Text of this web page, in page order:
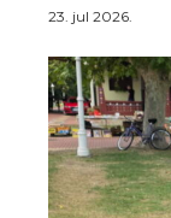
23. jul 2026.